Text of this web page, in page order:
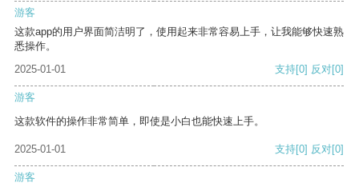
游客
这款app的用户界面简洁明了，使用起来非常容易上手，让我能够快速熟
悉操作。
2025-01-01
支持[0] 反对[0]
游客
这款软件的操作非常简单，即使是小白也能快速上手。
2025-01-01 支持[0] 反对[0]
游客